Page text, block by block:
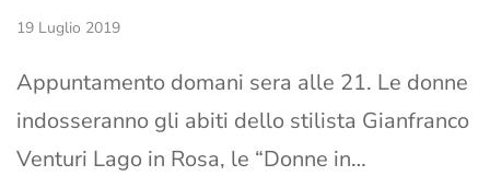
19 Luglio 2019
Appuntamento domani sera alle 21. Le donne
indosseranno gli abiti dello stilista Gianfranco
Venturi Lago in Rosa, le “Donne in…